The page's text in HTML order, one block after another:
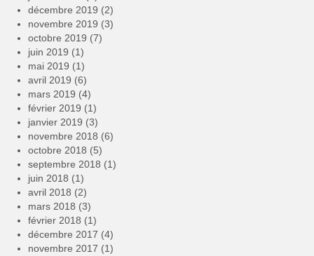
décembre 2019 (2)
novembre 2019 (3)
octobre 2019 (7)
juin 2019 (1)
mai 2019 (1)
avril 2019 (6)
mars 2019 (4)
février 2019 (1)
janvier 2019 (3)
novembre 2018 (6)
octobre 2018 (5)
septembre 2018 (1)
juin 2018 (1)
avril 2018 (2)
mars 2018 (3)
février 2018 (1)
décembre 2017 (4)
novembre 2017 (1)